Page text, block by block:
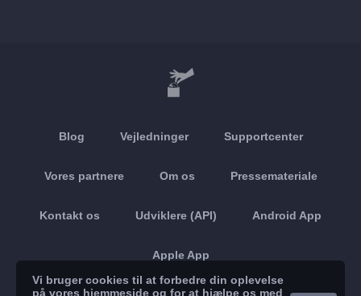
Blog Vejledninger Supportcenter
Vores partnere Om os Pressemateriale
Kontakt os Udviklere (API) Android App
Apple App
Vi bruger cookies til at forbedre din oplevelse
på vores hjemmeside og for at hjælpe os med